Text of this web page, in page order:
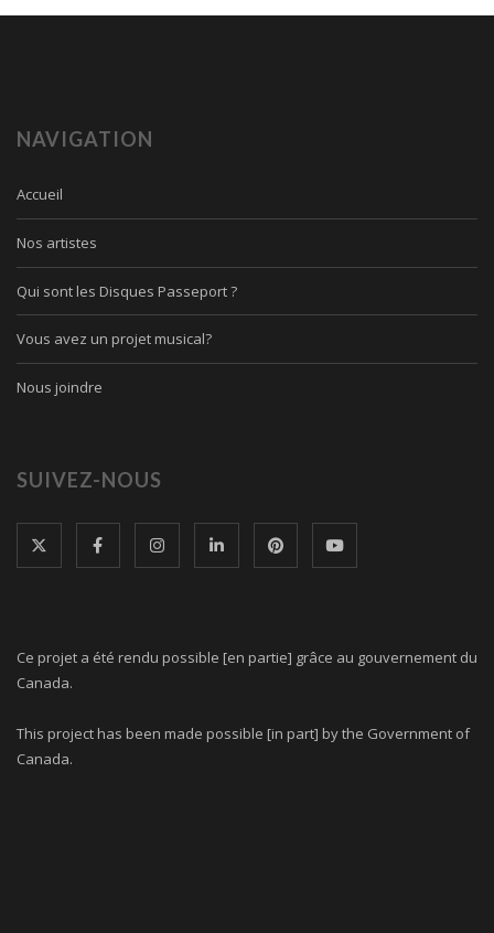
NAVIGATION
Accueil
Nos artistes
Qui sont les Disques Passeport ?
Vous avez un projet musical?
Nous joindre
SUIVEZ-NOUS
Ce projet a été rendu possible [en partie] grâce au gouvernement du
Canada.
This project has been made possible [in part] by the Government of
Canada.